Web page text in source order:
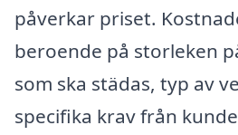
påverkar priset.
beroende på storleken
som ska städas, typ av
specifika krav från